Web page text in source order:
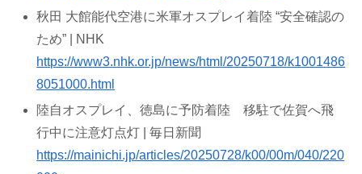
秋田 大館能代空港に米軍オスプレイ着陸 “安全確認の
ため” | NHK
https://www3.nhk.or.jp/news/html/20250718/k1001486
8051000.html
陸自オスプレイ、徳島に予防着陸 移駐で佐賀へ飛
行中に注意灯点灯 | 毎日新聞
https://mainichi.jp/articles/20250728/k00/00m/040/220